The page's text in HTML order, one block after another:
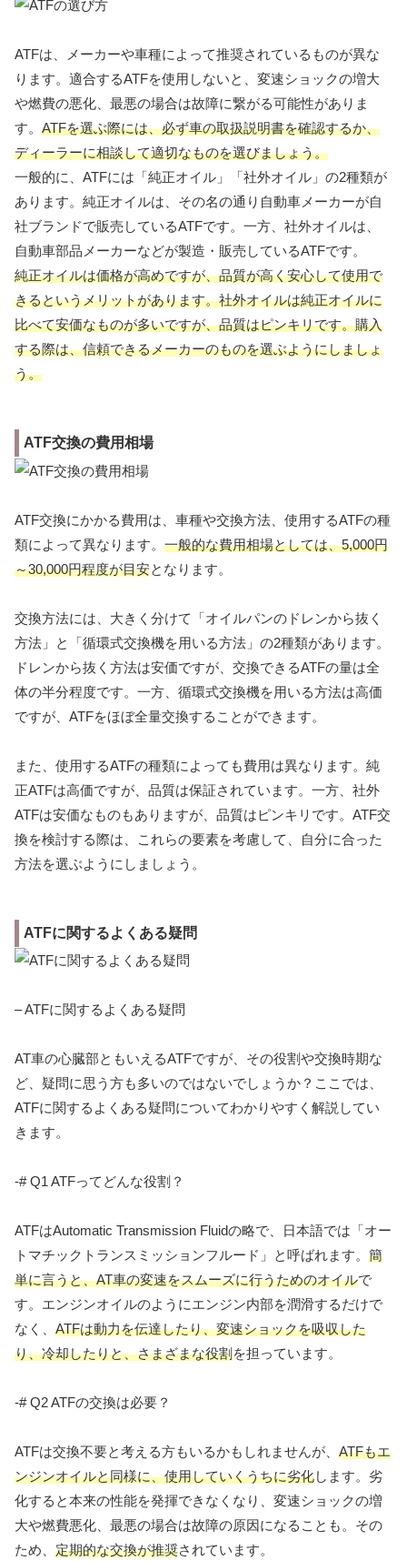
ATFは、メーカーや車種によって推奨されているものが異な
ります。適合するATFを使用しないと、変速ショックの増大
や燃費の悪化、最悪の場合は故障に繋がる可能性がありま
す。 ATFを選ぶ際には、必ず車の取扱説明書を確認するか、
ディーラーに相談して適切なものを選びましょう。
一般的に、ATFには「純正オイル」「社外オイル」の2種類が
あります。純正オイルは、その名の通り自動車メーカーが自
社ブランドで販売しているATFです。一方、社外オイルは、
自動車部品メーカーなどが製造・販売しているATFです。
純正オイルは価格が高めですが、品質が高く安心して使用で
きるというメリットがあります。社外オイルは純正オイルに
比べて安価なものが多いですが、品質はピンキリです。購入
する際は、信頼できるメーカーのものを選ぶようにしましょ
う。
ATF交換の費用相場
ATF交換にかかる費用は、車種や交換方法、使用するATFの種
類によって異なります。 一般的な費用相場としては、5,000円
～30,000円程度が目安となります。
交換方法には、大きく分けて「オイルパンのドレンから抜く
方法」と「循環式交換機を用いる方法」の2種類があります。
ドレンから抜く方法は安価ですが、交換できるATFの量は全
体の半分程度です。一方、循環式交換機を用いる方法は高価
ですが、ATFをほぼ全量交換することができます。
また、使用するATFの種類によっても費用は異なります。純
正ATFは高価ですが、品質は保証されています。一方、社外
ATFは安価なものもありますが、品質はピンキリです。ATF交
換を検討する際は、これらの要素を考慮して、自分に合った
方法を選ぶようにしましょう。
ATFに関するよくある疑問
– ATFに関するよくある疑問
AT車の心臓部ともいえるATFですが、その役割や交換時期な
ど、疑問に思う方も多いのではないでしょうか？ここでは、
ATFに関するよくある疑問についてわかりやすく解説してい
きます。
-# Q1 ATFってどんな役割？
ATFはAutomatic Transmission Fluidの略で、日本語では「オー
トマチックトランスミッションフルード」と呼ばれます。 簡
単に言うと、AT車の変速をスムーズに行うためのオイルで
す。エンジンオイルのようにエンジン内部を潤滑するだけで
なく、 ATFは動力を伝達したり、変速ショックを吸収した
り、冷却したりと、さまざまな役割を担っています。
-# Q2 ATFの交換は必要？
ATFは交換不要と考える方もいるかもしれませんが、 ATFもエ
ンジンオイルと同様に、使用していくうちに劣化します。劣
化すると本来の性能を発揮できなくなり、変速ショックの増
大や燃費悪化、最悪の場合は故障の原因になることも。その
ため、 定期的な交換が推奨されています。